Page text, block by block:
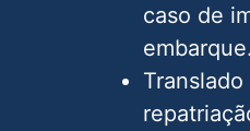
caso de
embarque.